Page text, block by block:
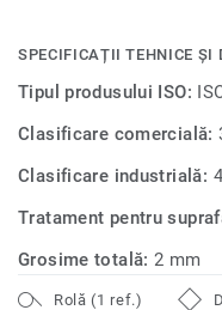
SPECIFICAȚII TEHNICE ȘI
Tipul produsului ISO:
Clasificare comercială:
Clasificare industrială:
Tratament pentru
Grosime totală:2 mm
Rolă (1 ref.)